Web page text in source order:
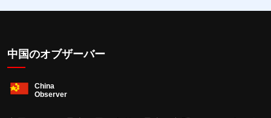
中国のオブザーバー